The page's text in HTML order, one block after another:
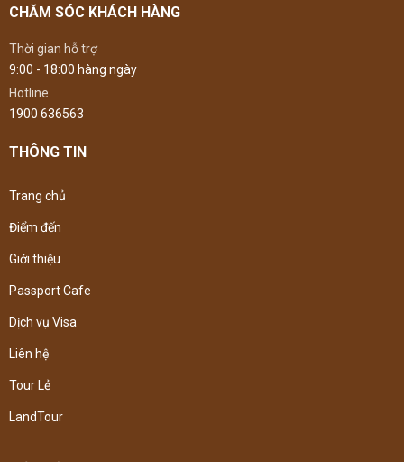
CHĂM SÓC KHÁCH HÀNG
Thời gian hỗ trợ
9:00 - 18:00 hàng ngày
Hotline
1900 636563
THÔNG TIN
Trang chủ
Điểm đến
Giới thiệu
Passport Cafe
Dịch vụ Visa
Liên hệ
Tour Lẻ
LandTour